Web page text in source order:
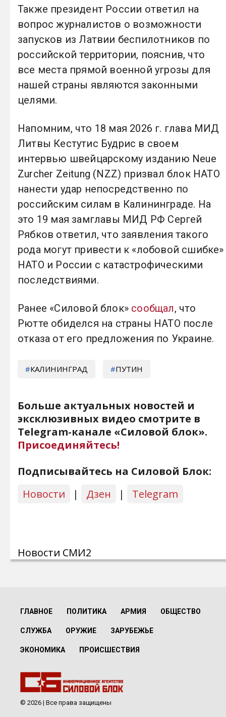
Также президент России ответил на
вопрос журналистов о возможности
запусков из Латвии беспилотников по
российской территории, пояснив, что
все места прямой военной угрозы для
нашей страны являются законными
целями.
Напомним, что 18 мая 2026 г. глава МИД
Литвы Кестутис Будрис в своем
интервью швейцарскому изданию Neue
Zurcher Zeitung (NZZ) призвал блок НАТО
нанести удар непосредственно по
российским силам в Калининграде. На
это 19 мая замглавы МИД РФ Сергей
Рябков ответил, что заявления такого
рода могут привести к «лобовой сшибке»
НАТО и России с катастрофическими
последствиями.
Ранее «Силовой блок» сообщал, что
Рютте обиделся на страны НАТО после
отказа от его предложения по Украине.
КАЛИНИНГРАД ПУТИН
Больше актуальных новостей и
эксклюзивных видео смотрите в
Telegram-канале «Силовой блок».
Присоединяйтесь!
Подписывайтесь на Силовой Блок:
Новости
| Дзен | Telegram
Новости СМИ2
ГЛАВНОЕ ПОЛИТИКА АРМИЯ ОБЩЕСТВО
СЛУЖБА ОРУЖИЕ ЗАРУБЕЖЬЕ
ЭКОНОМИКА ПРОИСШЕСТВИЯ
© 2026 | Все права защищены